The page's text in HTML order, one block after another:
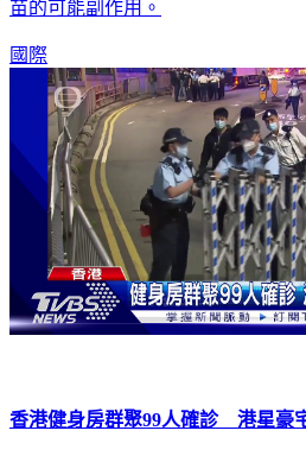
苗的可能副作用。
國際
香港健身房群聚99人確診 港星豪